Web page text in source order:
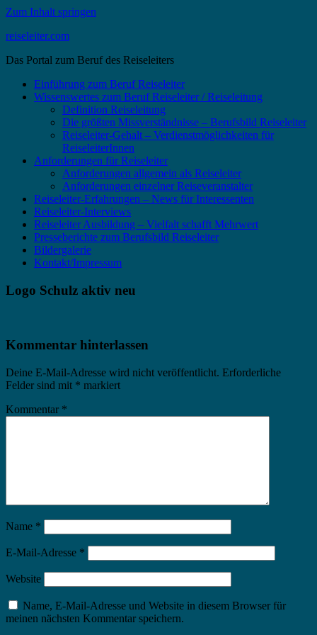
Zum Inhalt springen
reiseleiter.com
Das Portal zum Beruf des Reiseleiters
Einführung zum Beruf Reiseleiter
Wissenswertes zum Beruf Reiseleiter / Reiseleitung
Definition Reiseleitung
Die größten Missverständnisse – Berufsbild Reiseleiter
Reiseleiter-Gehalt – Verdienstmöglichkeiten für
ReiseleiterInnen
Anforderungen für Reiseleiter
Anforderungen allgemein als Reiseleiter
Anforderungen einzelner Reiseveranstalter
Reiseleiter-Erfahrungen – News für Interessenten
Reiseleiter-Interviews
Reiseleiter Ausbildung – Vielfalt schafft Mehrwert
Presseberichte zum Berufsbild Reiseleiter
Bildergalerie
Kontakt/Impressum
Logo Schulz aktiv neu
Kommentar hinterlassen
Deine E-Mail-Adresse wird nicht veröffentlicht. Erforderliche
Felder sind mit * markiert
Kommentar *
Name *
E-Mail-Adresse *
Website
Name, E-Mail-Adresse und Website in diesem Browser für
meinen nächsten Kommentar speichern.